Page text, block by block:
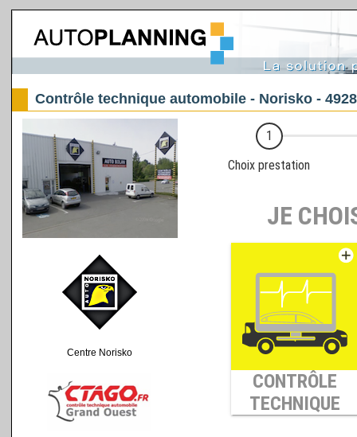
Contrôle technique automobile - Norisko -
Centre Norisko